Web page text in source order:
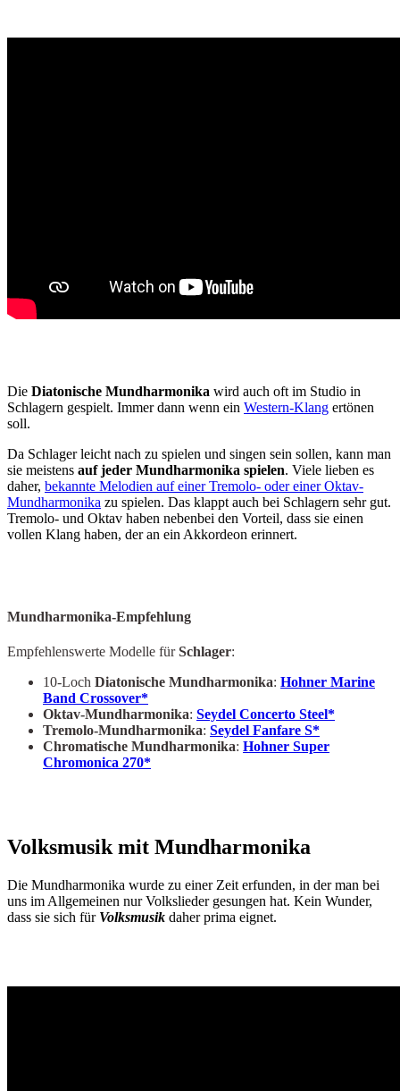
Die Diatonische Mundharmonika wird auch oft im Studio in
Schlagern gespielt. Immer dann wenn ein Western-Klang ertönen
soll.
Da Schlager leicht nach zu spielen und singen sein sollen, kann man
sie meistens auf jeder Mundharmonika spielen. Viele lieben es
daher, bekannte Melodien auf einer Tremolo- oder einer Oktav-
Mundharmonika zu spielen. Das klappt auch bei Schlagern sehr gut.
Tremolo- und Oktav haben nebenbei den Vorteil, dass sie einen
vollen Klang haben, der an ein Akkordeon erinnert.
Mundharmonika-Empfehlung
Empfehlenswerte Modelle fürSchlager:
10-Loch Diatonische Mundharmonika: Hohner Marine
Band Crossover*
Oktav-Mundharmonika: Seydel Concerto Steel*
Tremolo-Mundharmonika: Seydel Fanfare S*
Chromatische Mundharmonika: Hohner Super
Chromonica 270*
Volksmusik mit Mundharmonika
Die Mundharmonika wurde zu einer Zeit erfunden, in der man bei
uns im Allgemeinen nur Volkslieder gesungen hat. Kein Wunder,
dass sie sich für Volksmusik daher prima eignet.